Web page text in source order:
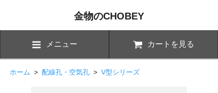
金物のCHOBEY
メニュー カートを見る
ホーム > 配線孔・空気孔 > V型シリーズ